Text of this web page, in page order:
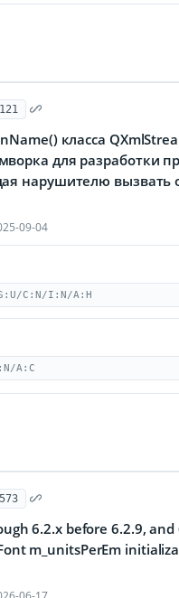
класса
для разработки
нарушителю вызвать
09-04
C:N/I:N/A:H
A:C
6.2.x before 6.2.9,
m_unitsPerEm